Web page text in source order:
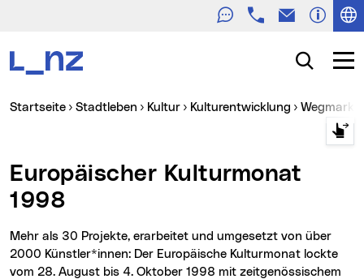
TelefonE-Mail
Suche
Sie sind hier:
Startseite Stadtleben Kultur Kulturentwicklung
Europäischer Kulturmonat
1998
Mehr als 30 Projekte, erarbeitet und umgesetzt von über
2000 Künstler*innen: Der Europäische Kulturmonat lockte
vom 28. August bis 4. Oktober 1998 mit zeitgenössischem